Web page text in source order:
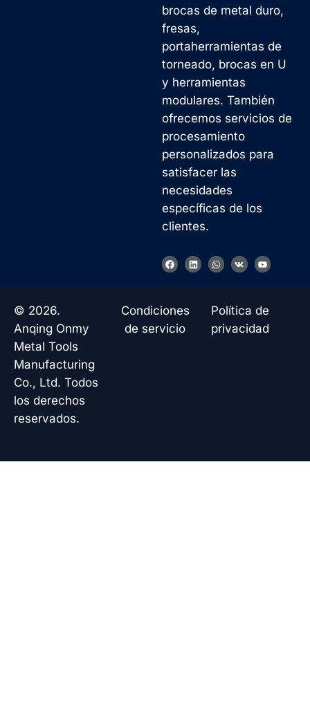
brocas de metal duro,
fresas,
portaherramientas de
torneado, brocas en U
y herramientas
modulares. También
ofrecemos servicios de
procesamiento
personalizados para
satisfacer las
necesidades
específicas de los
clientes.
F
a
o
L
i
W
h
a
p
V
k
Y
o
b
e
© 2026.
Anqing Onmy
Metal Tools
Manufacturing
Co., Ltd. Todos
los derechos
reservados.
Condiciones
de servicio
Política de
privacidad